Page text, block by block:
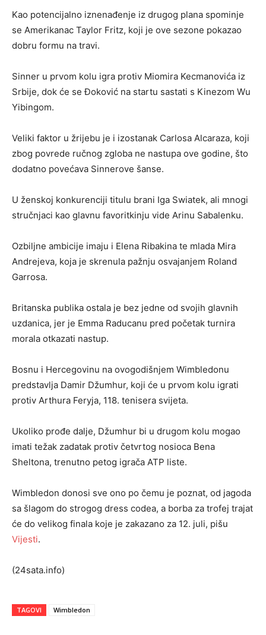
Kao potencijalno iznenađenje iz drugog plana spominje
se Amerikanac Taylor Fritz, koji je ove sezone pokazao
dobru formu na travi.
Sinner u prvom kolu igra protiv Miomira Kecmanovića iz
Srbije, dok će se Đoković na startu sastati s Kinezom Wu
Yibingom.
Veliki faktor u žrijebu je i izostanak Carlosa Alcaraza, koji
zbog povrede ručnog zgloba ne nastupa ove godine, što
dodatno povećava Sinnerove šanse.
U ženskoj konkurenciji titulu brani Iga Swiatek, ali mnogi
stručnjaci kao glavnu favoritkinju vide Arinu Sabalenku.
Ozbiljne ambicije imaju i Elena Ribakina te mlada Mira
Andrejeva, koja je skrenula pažnju osvajanjem Roland
Garrosa.
Britanska publika ostala je bez jedne od svojih glavnih
uzdanica, jer je Emma Raducanu pred početak turnira
morala otkazati nastup.
Bosnu i Hercegovinu na ovogodišnjem Wimbledonu
predstavlja Damir Džumhur, koji će u prvom kolu igrati
protiv Arthura Feryja, 118. tenisera svijeta.
Ukoliko prođe dalje, Džumhur bi u drugom kolu mogao
imati težak zadatak protiv četvrtog nosioca Bena
Sheltona, trenutno petog igrača ATP liste.
Wimbledon donosi sve ono po čemu je poznat, od jagoda
sa šlagom do strogog dress codea, a borba za trofej trajat
će do velikog finala koje je zakazano za 12. juli, pišu
Vijesti.
(24sata.info)
TAGOVI Wimbledon